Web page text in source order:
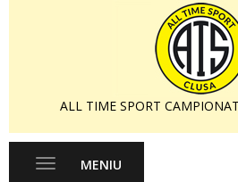
ALL TIME SPORT
Toggle
MENIU